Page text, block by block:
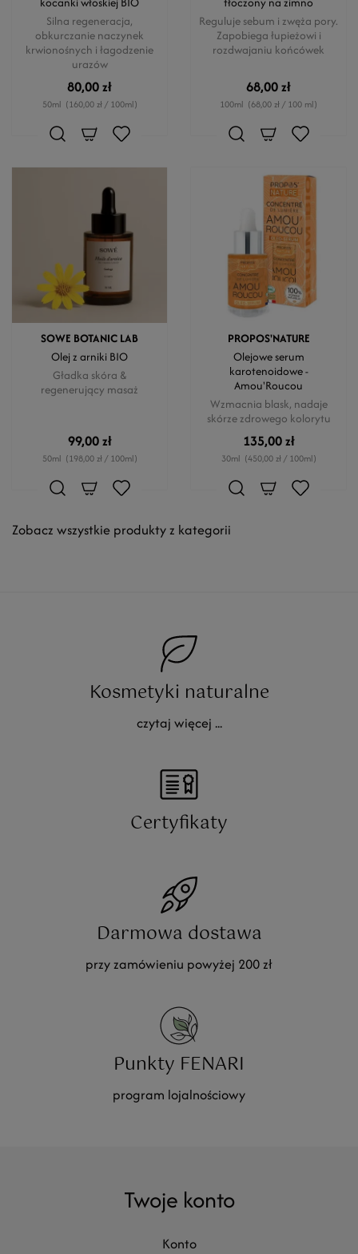
Silna regeneracja,
obkurczanie naczynek
krwionośnych i łagodzenie
urazów
80,00 zł
50ml (160,00 zł / 100ml)
Reguluje sebum i zwęża pory.
Zapobiega łupieżowi i
rozdwajaniu końcówek
68,00 zł
100ml (68,00 zł / 100 ml)
SOWE BOTANIC LAB
Olej z arniki BIO
Gładka skóra &
regenerujący masaż
99,00 zł
50ml (198,00 zł / 100ml)
PROPOS'NATURE
Olejowe serum
karotenoidowe -
Amou'Roucou
Wzmacnia blask, nadaje
skórze zdrowego kolorytu
135,00 zł
30ml (450,00 zł / 100ml)
Zobacz wszystkie produkty z kategorii
Kosmetyki naturalne
czytaj więcej ...
Certyfikaty
Darmowa dostawa
przy zamówieniu powyżej 200 zł
Punkty FENARI
program lojalnościowy
Twoje konto
konto